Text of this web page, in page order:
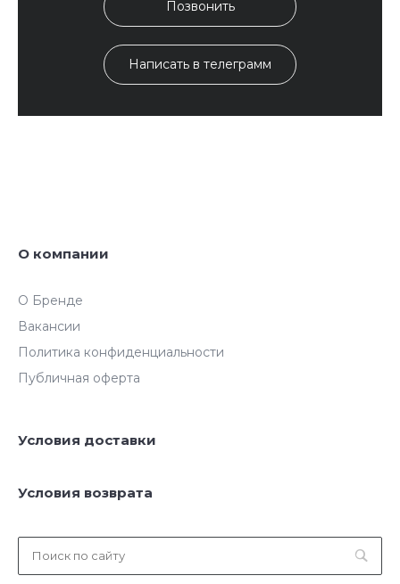
Позвонить
Написать в телеграмм
О компании
О Бренде
Вакансии
Политика конфиденциальности
Публичная оферта
Условия доставки
Условия возврата